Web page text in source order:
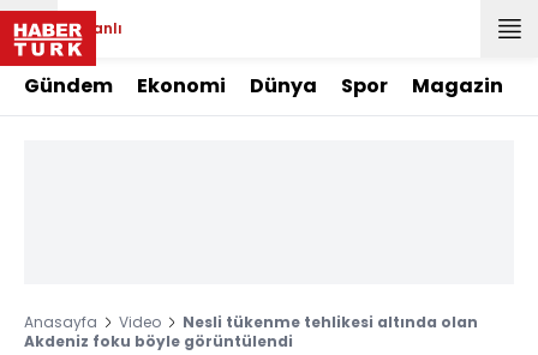
Canlı
Gündem Ekonomi Dünya Spor Magazin
Anasayfa Video
Nesli tükenme tehlikesi altında olan
Akdeniz foku böyle görüntülendi